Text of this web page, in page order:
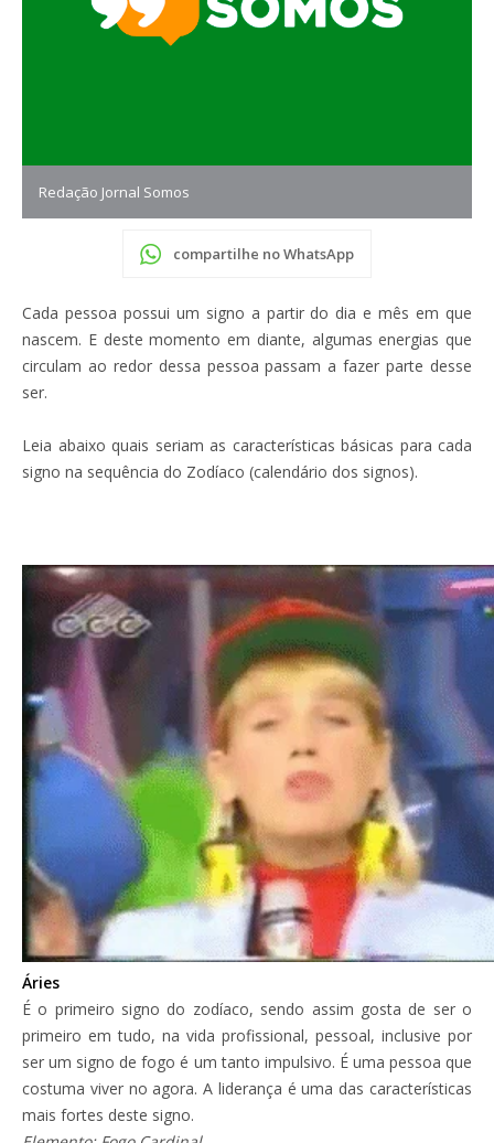
Redação Jornal Somos
compartilhe no WhatsApp
Cada pessoa possui um signo a partir do dia e mês em que
nascem. E deste momento em diante, algumas energias que
circulam ao redor dessa pessoa passam a fazer parte desse
ser.
Leia abaixo quais seriam as características básicas para cada
signo na sequência do Zodíaco (calendário dos signos).
Áries
É o primeiro signo do zodíaco, sendo assim gosta de ser o
primeiro em tudo, na vida profissional, pessoal, inclusive por
ser um signo de fogo é um tanto impulsivo. É uma pessoa que
costuma viver no agora. A liderança é uma das características
mais fortes deste signo.